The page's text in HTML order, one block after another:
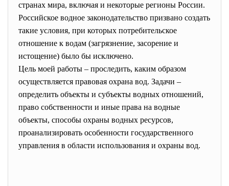
странах мира, включая и некоторые регионы России.
Российское водное законодательство призвано создать
такие условия, при которых потребительское
отношение к водам (загрязнение, засорение и
истощение) было бы исключено.
Цель моей работы – проследить, каким образом
осуществляется правовая охрана вод. Задачи –
определить объекты и субъекты водных отношений,
право собственности и иные права на водные
объекты, способы охраны водных ресурсов,
проанализировать особенности государственного
управления в области использования и охраны вод.